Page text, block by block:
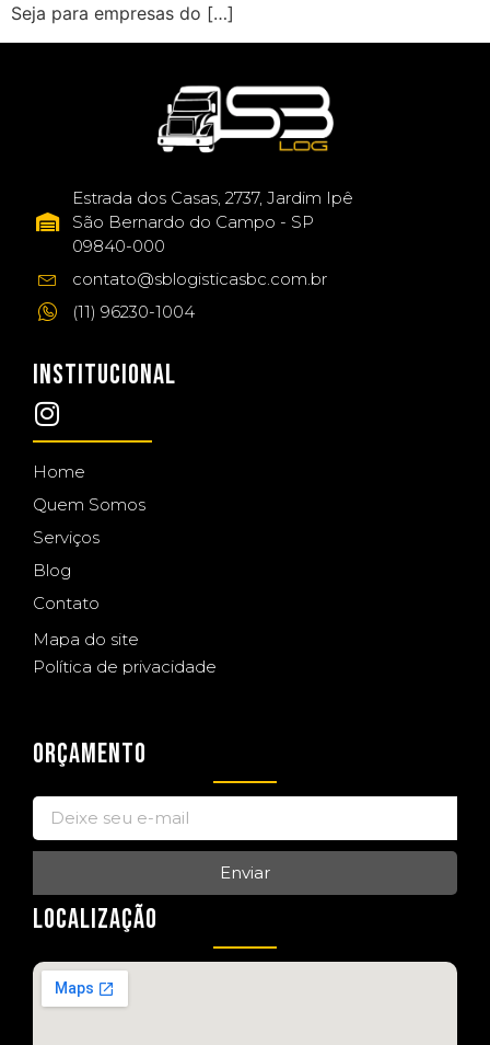
Seja para empresas do […]
Estrada dos Casas, 2737, Jardim Ipê
São Bernardo do Campo - SP
09840-000
contato@sblogisticasbc.com.br
(11) 96230-1004
INSTITUCIONAL
Home
Quem Somos
Serviços
Blog
Contato
Mapa do site
Política de privacidade
ORÇAMENTO
Enviar
LOCALIZAÇÃO